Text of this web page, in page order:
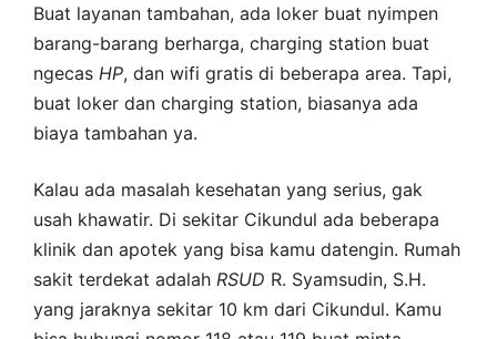
Buat layanan tambahan, ada loker buat nyimpen
barang-barang berharga, charging station buat
ngecas HP, dan wifi gratis di beberapa area. Tapi,
buat loker dan charging station, biasanya ada
biaya tambahan ya.
Kalau ada masalah kesehatan yang serius, gak
usah khawatir. Di sekitar Cikundul ada beberapa
klinik dan apotek yang bisa kamu datengin. Rumah
sakit terdekat adalah RSUD R. Syamsudin, S.H.
yang jaraknya sekitar 10 km dari Cikundul. Kamu